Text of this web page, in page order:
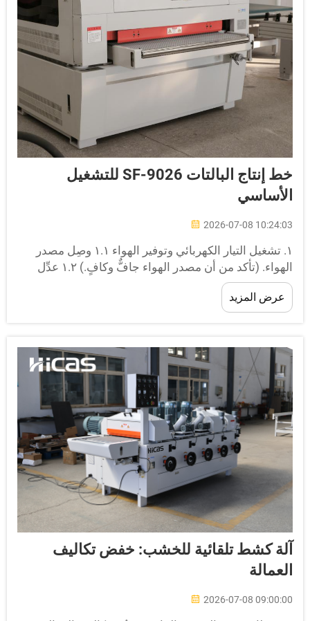
خط إنتاج البالتات SF-9026 للتشغيل
2026-07-08
١. تشغيل التيار الكهربائي وتوفير الهواء‏ ١.١ وصِل مصدر
الهواء. (تأكد من أن مصدر الهواء جافٌّ وكافٍ.) ١.٢ عدِّل
الضغط بحيث يتوافق ضغط الهواء مع المدى
لتثبيت المسامير. منظم مصدر الهواء الرئيسي:
الضغط ليصبح بين ٠,٦٥ و...
عرض المزيد
كشط تلقائية للخشب: خفض تكاليف
2026-07-08